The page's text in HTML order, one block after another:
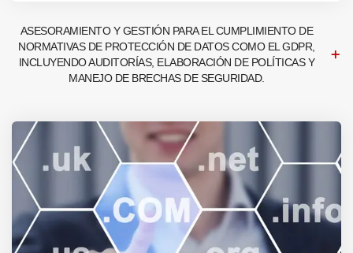
ASESORAMIENTO Y GESTIÓN PARA EL CUMPLIMIENTO DE
NORMATIVAS DE PROTECCIÓN DE DATOS COMO EL GDPR,
INCLUYENDO AUDITORÍAS, ELABORACIÓN DE POLÍTICAS Y
MANEJO DE BRECHAS DE SEGURIDAD.